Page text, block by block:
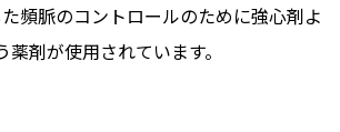
頻脈のコントロールのために強心剤よ
薬剤が使用されています。